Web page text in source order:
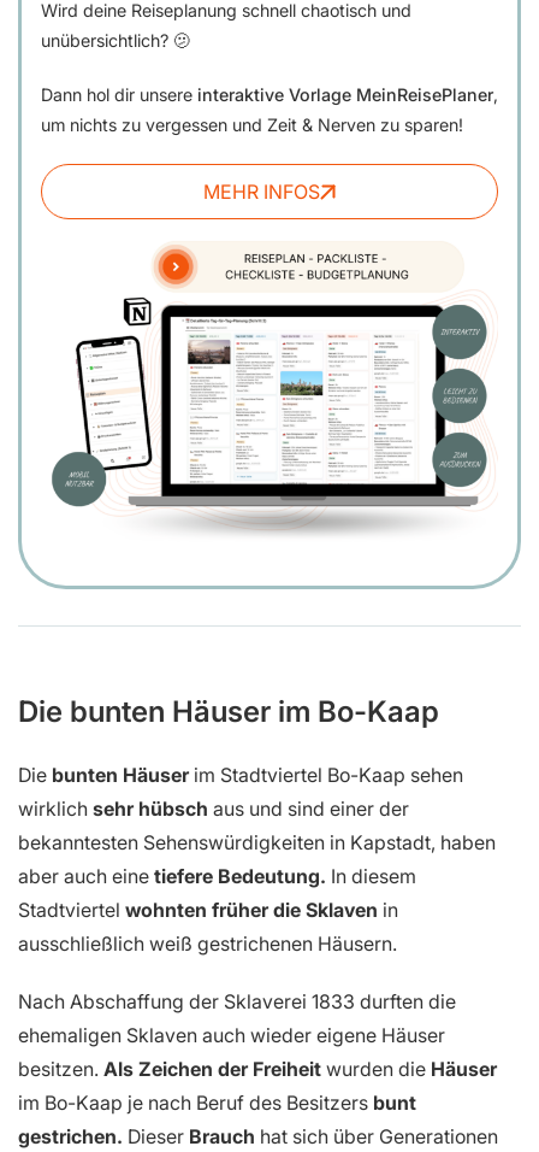
Wird deine Reiseplanung schnell chaotisch und
unübersichtlich? 🫤
Dann hol dir unsere interaktive Vorlage MeinReisePlaner,
um nichts zu vergessen und Zeit & Nerven zu sparen!
MEHR INFOS
Die bunten Häuser im Bo-Kaap
Die bunten Häuserim Stadtviertel Bo-Kaap sehen
wirklich sehr hübsch aus und sind einer der
bekanntesten Sehenswürdigkeiten in Kapstadt, haben
aber auch eine tiefere Bedeutung. In diesem
Stadtviertel wohnten früher die Sklaven in
ausschließlich weiß gestrichenen Häusern.
Nach Abschaffung der Sklaverei 1833 durften die
ehemaligen Sklaven auch wieder eigene Häuser
besitzen. Als Zeichen der Freiheit wurden die Häuser
im Bo-Kaap je nach Beruf des Besitzers bunt
gestrichen. Dieser Brauch hat sich über Generationen